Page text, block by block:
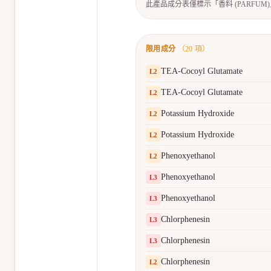
此產品成分表僅標示「香料
限用成分 （20 項）
L2 TEA-Cocoyl Glutamate
L2 TEA-Cocoyl Glutamate
L2 Potassium Hydroxide
L2 Potassium Hydroxide
L2 Phenoxyethanol
L3 Phenoxyethanol
L3 Phenoxyethanol
L3 Chlorphenesin
L3 Chlorphenesin
L2 Chlorphenesin